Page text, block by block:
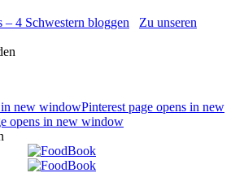
Zu unseren
in new windowPinterest page opens in new
opens in new window